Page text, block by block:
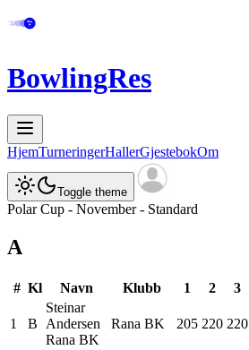
BowlingRes
HjemTurneringerHallerGjestebokOm
Toggle theme
Polar Cup - November - Standard
A
# Kl Navn Klubb 1 2 3
1 B
Steinar
Andersen
Rana BK
Rana BK 205 220 220